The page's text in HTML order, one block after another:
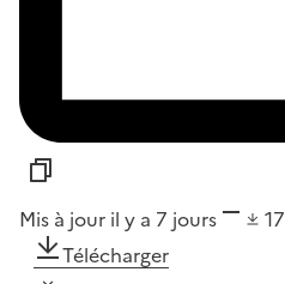
Mis à jour il y a 7 jours 17
Télécharger